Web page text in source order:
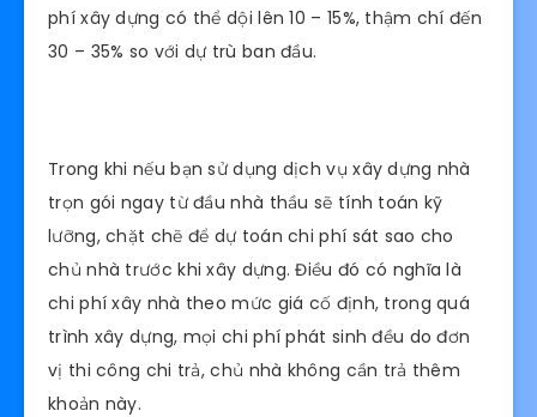
phải tốn thời gian tự thực hiện từ khâu xin phép
xây dựng, thiết kế kiến trúc, giám sát công nhân,